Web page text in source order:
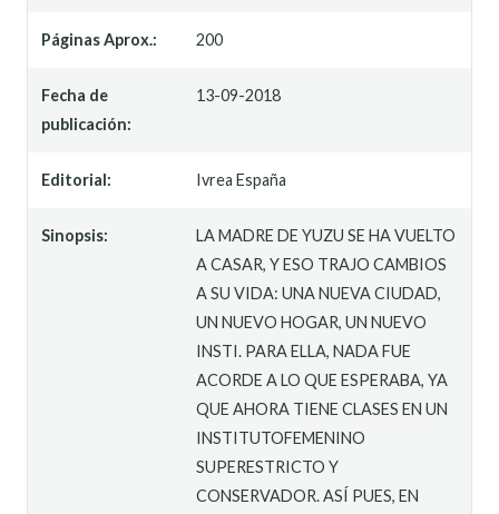
Páginas Aprox.: 200
Fecha de
publicación:
13-09-2018
Editorial: Ivrea España
Sinopsis:
LA MADRE DE YUZU SE HA VUELTO
A CASAR, Y ESO TRAJO CAMBIOS
A SU VIDA: UNA NUEVA CIUDAD,
UN NUEVO HOGAR, UN NUEVO
INSTI. PARA ELLA, NADA FUE
ACORDE A LO QUE ESPERABA, YA
QUE AHORA TIENE CLASES EN UN
INSTITUTOFEMENINO
SUPERESTRICTO Y
CONSERVADOR. ASÍ PUES, EN